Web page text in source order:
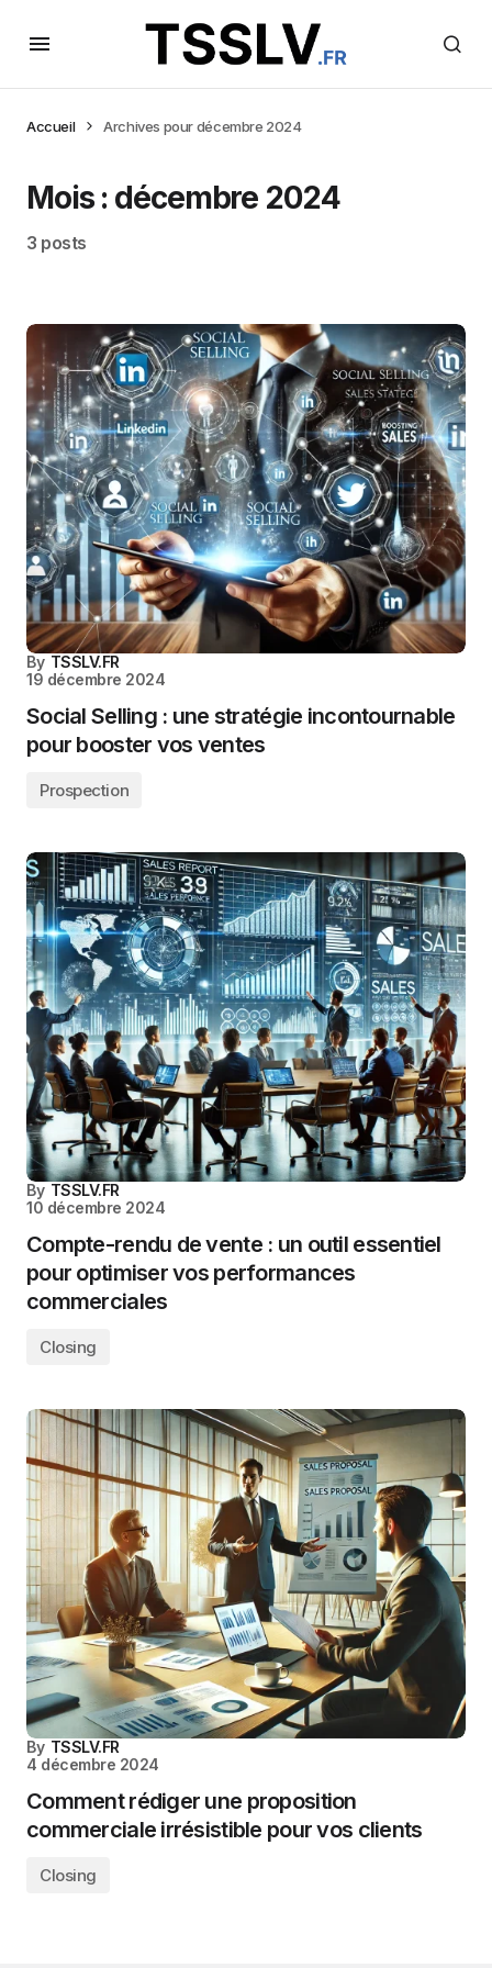
Accueil Archives pour décembre 2024
Mois : décembre 2024
3 posts
By TSSLV.FR
19 décembre 2024
Social Selling : une stratégie incontournable
pour booster vos ventes
Prospection
By TSSLV.FR
10 décembre 2024
Compte-rendu de vente : un outil essentiel
pour optimiser vos performances
commerciales
Closing
By TSSLV.FR
4 décembre 2024
Comment rédiger une proposition
commerciale irrésistible pour vos clients
Closing